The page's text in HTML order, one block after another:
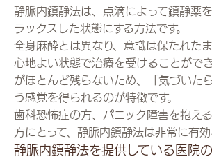
静脈内鎮静法は、点滴によって鎮静薬
ラックスした状態にする方法です。
全身麻酔とは異なり、意識は保たれた
心地よい状態で治療を受けることがで
がほとんど残らないため、「気づいた
う感覚を得られるのが特徴です。
歯科恐怖症の方、パニック障害を抱え
方にとって、静脈内鎮静法は非常に有
静脈内鎮静法を提供している医院